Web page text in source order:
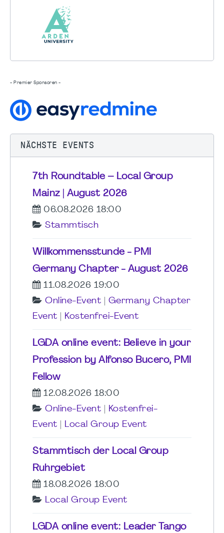
- Premier Sponsoren -
NÄCHSTE EVENTS
7th Roundtable – Local Group
Mainz | August 2026
06.08.2026 18:00
Stammtisch
Willkommensstunde - PMI
Germany Chapter - August 2026
11.08.2026 19:00
Online-Event
Germany Chapter
Event
Kostenfrei-Event
LGDA online event: Believe in your
Profession by Alfonso Bucero, PMI
Fellow
12.08.2026 18:00
Online-Event
Kostenfrei-
Event
Local Group Event
Stammtisch der Local Group
Ruhrgebiet
18.08.2026 18:00
Local Group Event
LGDA online event: Leader Tango